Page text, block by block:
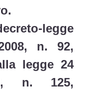
legge
n. 92,
legge 24
n. 125,